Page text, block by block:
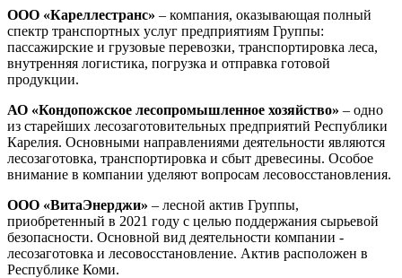
ООО «Кареллестранс» – компания, оказывающая полный
спектр транспортных услуг предприятиям Группы:
пассажирские и грузовые перевозки, транспортировка леса,
внутренняя логистика, погрузка и отправка готовой
продукции.
АО «Кондопожское лесопромышленное хозяйство» – одно
из старейших лесозаготовительных предприятий Республики
Карелия. Основными направлениями деятельности являются
лесозаготовка, транспортировка и сбыт древесины. Особое
внимание в компании уделяют вопросам лесовосстановления.
ООО «ВитаЭнерджи» – лесной актив Группы,
приобретенный в 2021 году с целью поддержания сырьевой
безопасности. Основной вид деятельности компании -
лесозаготовка и лесовосстановление. Актив расположен в
Республике Коми.